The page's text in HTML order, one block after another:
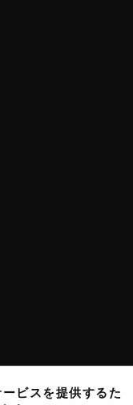
ビスを提供するた